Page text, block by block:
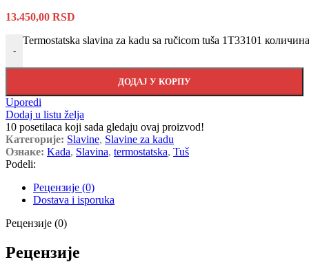
13.450,00 RSD
-
Termostatska slavina za kadu sa ručicom tuša 1T33101 количина
ДОДАЈ У КОРПУ
Uporedi
Dodaj u listu želja
10 posetilaca koji sada gledaju ovaj proizvod!
Категорије: Slavine, Slavine za kadu
Ознаке: Kada, Slavina, termostatska, Tuš
Podeli:
Рецензије (0)
Dostava i isporuka
Рецензије (0)
Рецензије